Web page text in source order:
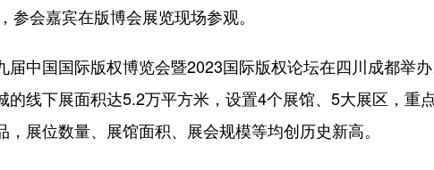
会嘉宾在版博会展览现场参观。
国国际版权博览会暨2023国际版权论坛在四川成都举办
的线下展面积达5.2万平方米，设置4个展馆、5大展区，重
，展位数量、展馆面积、展会规模等均创历史新高。